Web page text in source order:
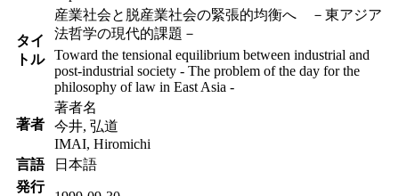
タイ
トル
産業社会と脱産業社会の緊張的均衡へ －東アジア
法哲学の現代的課題－
Toward the tensional equilibrium between industrial and
post-industrial society - The problem of the day for the
philosophy of law in East Asia -
著者
著者名
今井, 弘道
IMAI, Hiromichi
言語
日本語
発行